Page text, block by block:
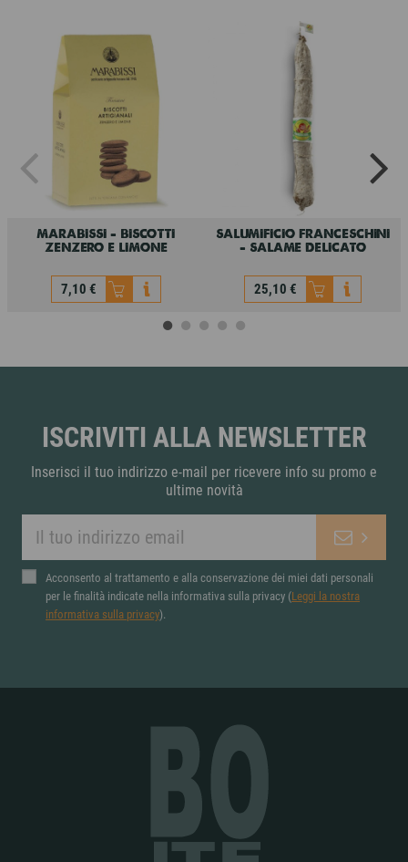
marabissi - biscotti
zenzero e limone
7,10 €
salumificio franceschini
- salame delicato
25,10 €
salumificio franceschini
ISCRIVITI ALLA NEWSLETTER
Inserisci il tuo indirizzo e-mail per ricevere info su promo e
ultime novità
Acconsento al trattamento e alla conservazione dei miei dati personali
per le finalità indicate nella informativa sulla privacy (Leggi la nostra
informativa sulla privacy).